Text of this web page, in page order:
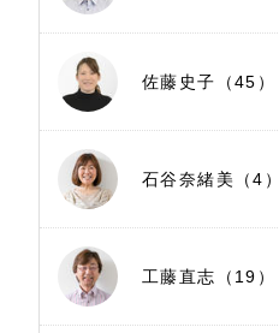
佐藤史子（45）
石谷奈緒美（4）
工藤直志（19）